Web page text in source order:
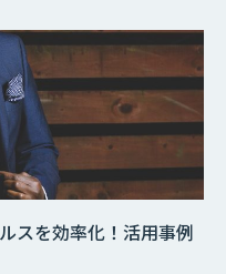
スを効率化！活用事例